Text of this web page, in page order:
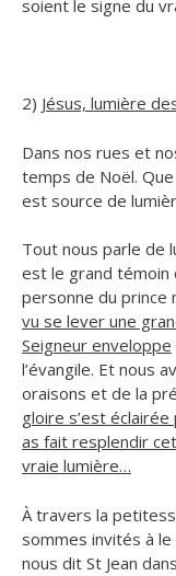
soient le signe du
2) Jésus, lumière
Dans nos rues et
temps de Noël. Que
est source de
Tout nous parle de
est le grand témoin
personne du prince
vu se lever une
Seigneur enveloppe
l’évangile. Et nous
oraisons et de la
gloire s’est
as fait resplendir
vraie lumière…
À travers la
sommes invités à
nous dit St Jean